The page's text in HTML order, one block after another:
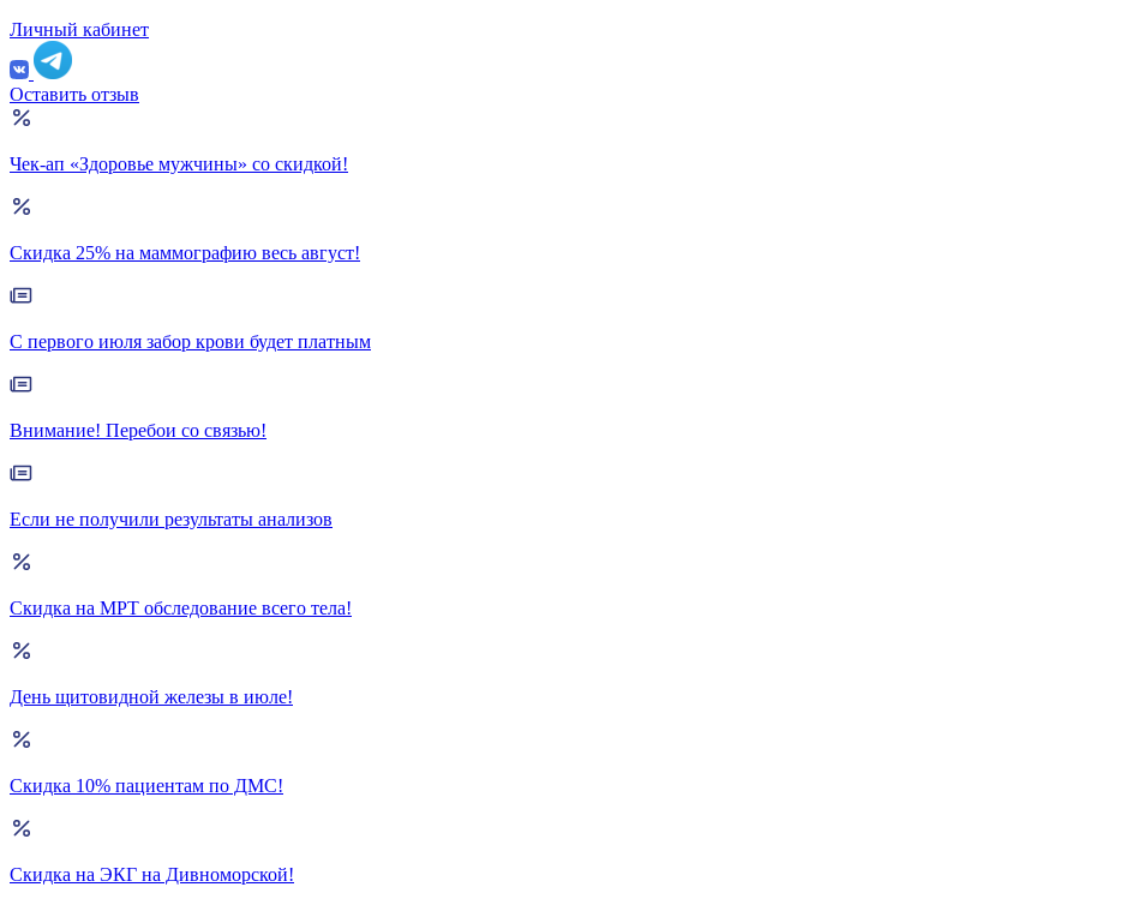
Личный кабинет
Оставить отзыв
Чек-ап «Здоровье мужчины» со скидкой!
Скидка 25% на маммографию весь август!
С первого июля забор крови будет платным
Внимание! Перебои со связью!
Если не получили результаты анализов
Скидка на МРТ обследование всего тела!
День щитовидной железы в июле!
Скидка 10% пациентам по ДМС!
Скидка на ЭКГ на Дивноморской!